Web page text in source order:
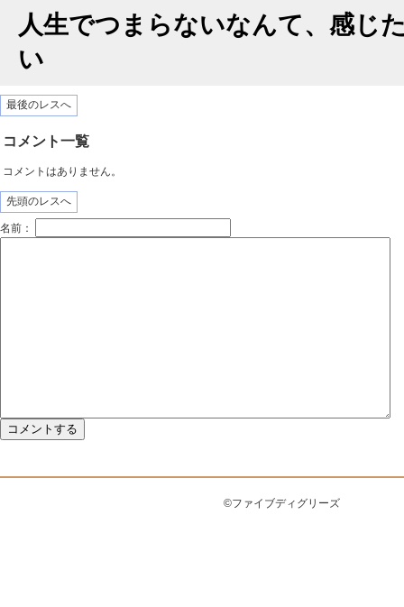
人生でつまらないなんて、感じ
い
最後のレスへ
コメント一覧
コメントはありません。
先頭のレスへ
名前：
©ファイブディグリーズ